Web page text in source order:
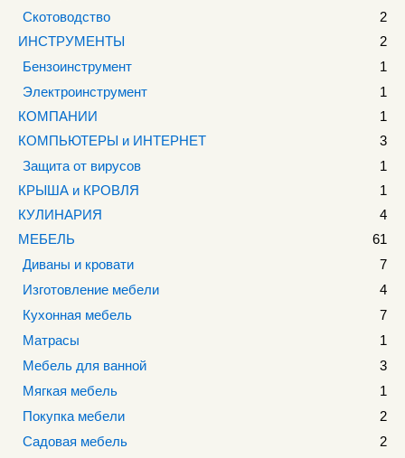
Скотоводство
2
ИНСТРУМЕНТЫ
2
Бензоинструмент
1
Электроинструмент
1
КОМПАНИИ
1
КОМПЬЮТЕРЫ и ИНТЕРНЕТ
3
Защита от вирусов
1
КРЫША и КРОВЛЯ
1
КУЛИНАРИЯ
4
МЕБЕЛЬ
61
Диваны и кровати
7
Изготовление мебели
4
Кухонная мебель
7
Матрасы
1
Мебель для ванной
3
Мягкая мебель
1
Покупка мебели
2
Садовая мебель
2